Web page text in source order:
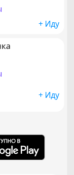
+ Иду
+ Иду